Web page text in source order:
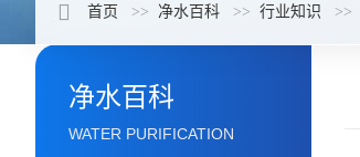
首页 净水百科 行业知识
净水百科
WATER PURIFICATION